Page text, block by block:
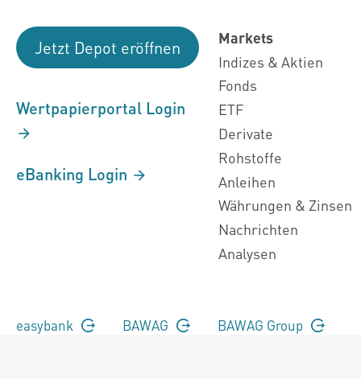
Jetzt Depot eröffnen
Wertpapierportal Login
eBanking Login
Markets
Indizes & Aktien
Fonds
ETF
Derivate
Rohstoffe
Anleihen
Währungen & Zinsen
Nachrichten
Analysen
easybank BAWAG BAWAG Group